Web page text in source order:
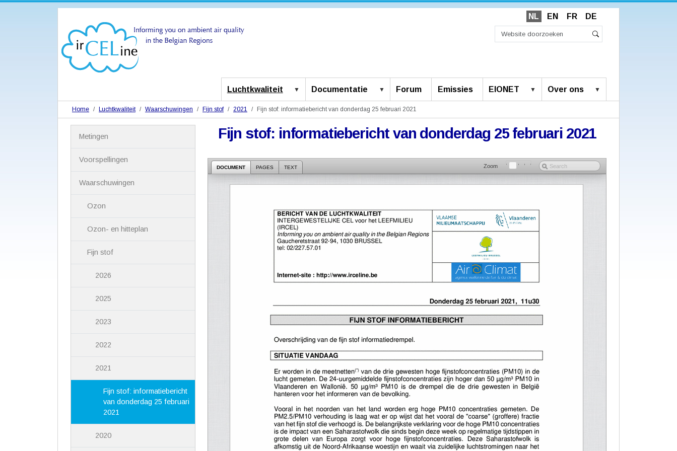
NL EN FR DE
Luchtkwaliteit Documentatie Forum Emissies EIONET Over ons
Home Luchtkwaliteit Waarschuwingen Fijn stof 2021 Fijn stof: informatiebericht van donderdag 25 februari 2021
Fijn stof: informatiebericht van donderdag 25 februari 2021
DOCUMENT PAGES TEXT Zoom
Metingen
Voorspellingen
Waarschuwingen
Ozon
Ozon- en hitteplan
Fijn stof
2026
2025
2023
2022
2021
Fijn stof: informatiebericht
van donderdag 25 februari
2021
2020